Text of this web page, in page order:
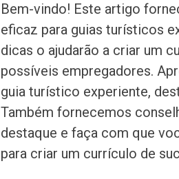
Bem-vindo! Este artigo
eficaz para guias turísticos
dicas o ajudarão a criar um
possíveis empregadores.
guia turístico experiente,
Também fornecemos
destaque e faça com que
para criar um currículo de